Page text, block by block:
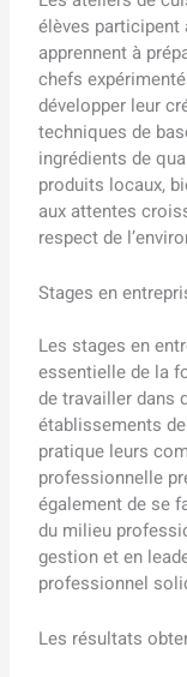
élèves
apprennent à
chefs
développer leur
techniques de
ingrédients de
produits locaux,
aux attentes
respect de
Stages en
Les stages en
essentielle de la
de travailler dans
établissements
pratique leurs
professionnelle
également de se
du milieu
gestion et en
professionnel
Les résultats